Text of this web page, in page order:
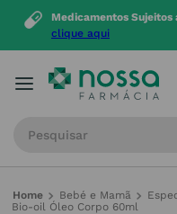
Medicamentos Sujeitos
clique aqui
Bebé e Mamã
Bio-oil Óleo Corpo 60ml